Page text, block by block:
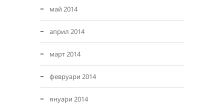
май 2014
април 2014
март 2014
февруари 2014
януари 2014